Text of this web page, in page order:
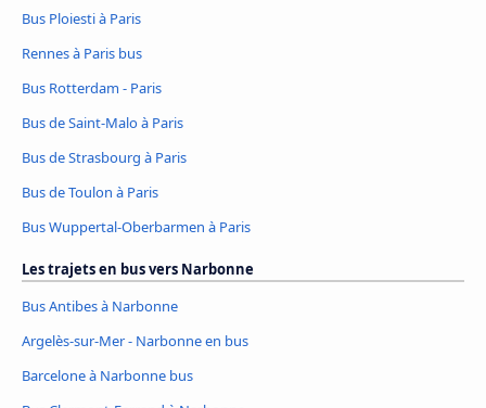
Bus Ploiesti à Paris
Rennes à Paris bus
Bus Rotterdam - Paris
Bus de Saint-Malo à Paris
Bus de Strasbourg à Paris
Bus de Toulon à Paris
Bus Wuppertal-Oberbarmen à Paris
Les trajets en bus vers Narbonne
Bus Antibes à Narbonne
Argelès-sur-Mer - Narbonne en bus
Barcelone à Narbonne bus